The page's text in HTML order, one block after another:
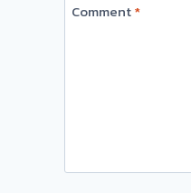
Comment*